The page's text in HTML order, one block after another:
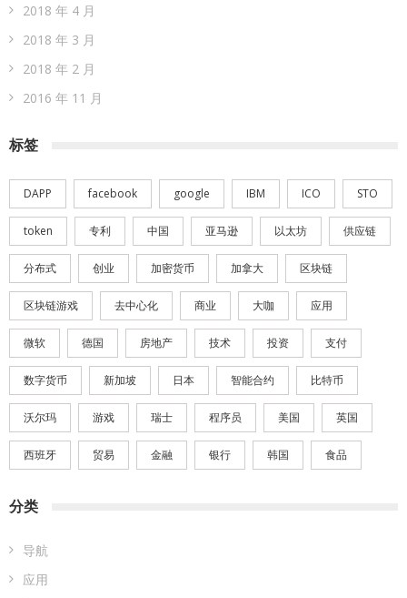
2018 年 4 月
2018 年 3 月
2018 年 2 月
2016 年 11 月
标签
DAPP facebook google IBM ICO STO
token 专利 中国 亚马逊 以太坊 供应链
分布式 创业 加密货币 加拿大 区块链
区块链游戏 去中心化 商业 大咖 应用
微软 德国 房地产 技术 投资 支付
数字货币 新加坡 日本 智能合约 比特币
沃尔玛 游戏 瑞士 程序员 美国 英国
西班牙 贸易 金融 银行 韩国 食品
分类
导航
应用